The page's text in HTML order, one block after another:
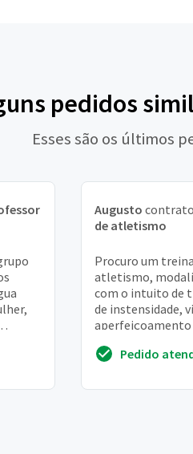
pedidos
Esses são os últimos
Augusto
de atletismo
Procuro um
atletismo,
com o intuito de
de instensidade,
aperfeiçoamento
físicoPedido